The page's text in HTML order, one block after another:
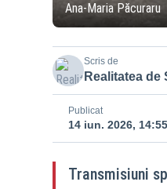
Ana-Maria Păcuraru
Scris de
Realitatea de
Publicat
14 iun. 2026, 14:55
Transmisiuni